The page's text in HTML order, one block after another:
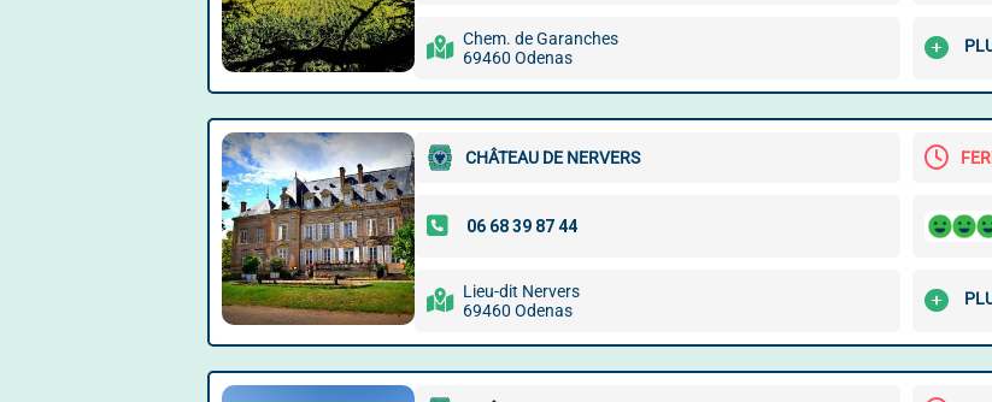
Chem. de Garanches
69460 Odenas
CHÂTEAU DE NERVERS
Lieu-dit Nervers
69460 Odenas